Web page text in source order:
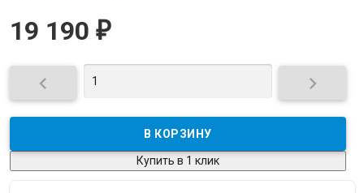
19 190 ₽
 
Купить в 1 клик